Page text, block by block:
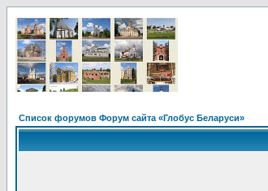
Список форумов Форум сайта «Глобус Беларуси»